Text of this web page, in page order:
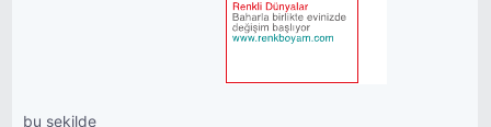
bu şekilde